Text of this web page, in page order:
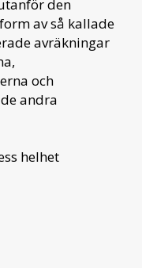
den
av så kallade
avräkningar
och
andra
helhet